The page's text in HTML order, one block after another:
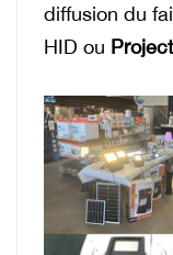
diffusion du
HID ou